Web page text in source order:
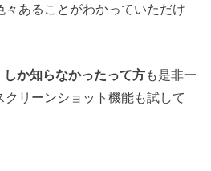
々あることがわかっていただけ
しか知らなかったって方も是非一
クリーンショット機能も試して